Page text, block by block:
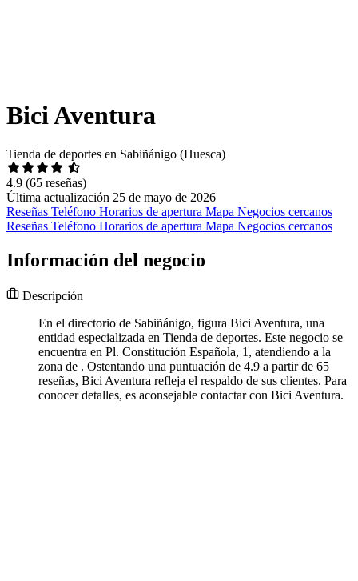
Bici Aventura
Tienda de deportes en Sabiñánigo (Huesca)
4.9 (65 reseñas)
Última actualización 25 de mayo de 2026
Reseñas Teléfono Horarios de apertura Mapa Negocios cercanos
Reseñas Teléfono Horarios de apertura Mapa Negocios cercanos
Información del negocio
Descripción
En el directorio de Sabiñánigo, figura Bici Aventura, una
entidad especializada en Tienda de deportes. Este negocio se
encuentra en Pl. Constitución Española, 1, atendiendo a la
zona de . Ostentando una puntuación de 4.9 a partir de 65
reseñas, Bici Aventura refleja el respaldo de sus clientes. Para
conocer detalles, es aconsejable contactar con Bici Aventura.